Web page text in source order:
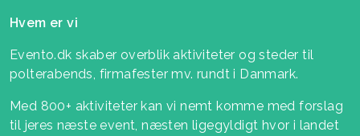
Hvem er vi
Evento.dk skaber overblik aktiviteter og steder til
polterabends, firmafester mv. rundt i Danmark.
Med 800+ aktiviteter kan vi nemt komme med forslag
til jeres næste event, næsten ligegyldigt hvor i landet